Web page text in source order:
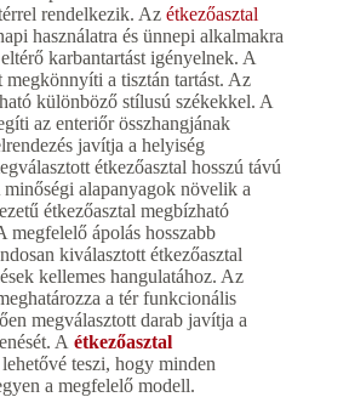
rendelkezik. Az étkezőasztal
használatra és ünnepi alkalmakra
karbantartást igényelnek. A
a tisztán tartást. Az
különböző stílusú székekkel. A
az enteriőr összhangjának
javítja a helyiség
étkezőasztal hosszú távú
minőségi alapanyagok növelik a
étkezőasztal megbízható
megfelelő ápolás hosszabb
kiválasztott étkezőasztal
kellemes hangulatához. Az
a tér funkcionális
megválasztott darab javítja a
A étkezőasztal
teszi, hogy minden
a megfelelő modell.